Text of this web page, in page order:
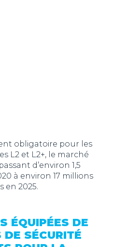
obligatoire pour les
L2 et L2+, le marché
d’environ 1,5
à environ 17 millions
en 2025.
ÉQUIPÉES DE
SÉCURITÉ